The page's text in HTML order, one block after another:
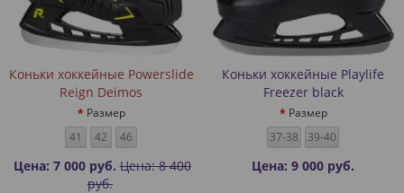
Коньки хоккейные Powerslide
Reign Deimos
Размер
41
42 46
Цена: 7 000 руб. Цена: 8 400
руб.
Коньки хоккейные Playlife
Freezer black
Размер
37-38
39-40
Цена: 9 000 руб.